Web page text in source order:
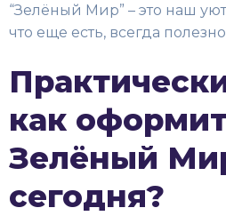
“Зелёный Мир” – это наш
что еще есть, всегда
как
Зелёный
сегодня?